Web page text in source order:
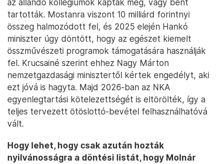
az állandó kollégiumok kapták meg, vagy bent
tartották. Mostanra viszont 10 milliárd forintnyi
összeg halmozódott fel, és 2025 elején Hankó
miniszter úgy döntött, hogy az egészet kiemelt
összművészeti programok támogatására használják
fel. Krucsainé szerint ehhez Nagy Márton
nemzetgazdasági minisztertől kértek engedélyt, aki
ezt jóvá is hagyta. Majd 2026-ban az NKA
egyenlegtartási kötelezettségét is eltörölték, így a
teljes tervezett ötöslottó-bevétel felhasználhatóvá
vált.
Hogy lehet, hogy csak azután hozták
nyilvánosságra a döntési listát, hogy Molnár